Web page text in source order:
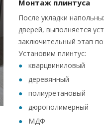
Монтаж плинтуса
После укладки
дверей, выполняется
заключительный этап
Установим плинтус:
кварцвиниловый
деревянный
полиуретановый
дюрополимерный
МДФ